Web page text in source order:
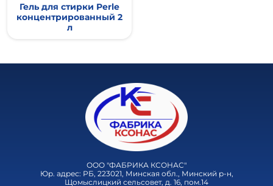
Гель для стирки Perle
концентрированный 2
л
ООО "ФАБРИКА КСОНАС"
Юр. адрес: РБ, 223021, Минская обл., Минский р-н,
Щомыслицкий сельсовет, д. 16, пом.14